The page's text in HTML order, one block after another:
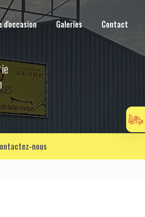
d'occasion Galeries Contact
nous